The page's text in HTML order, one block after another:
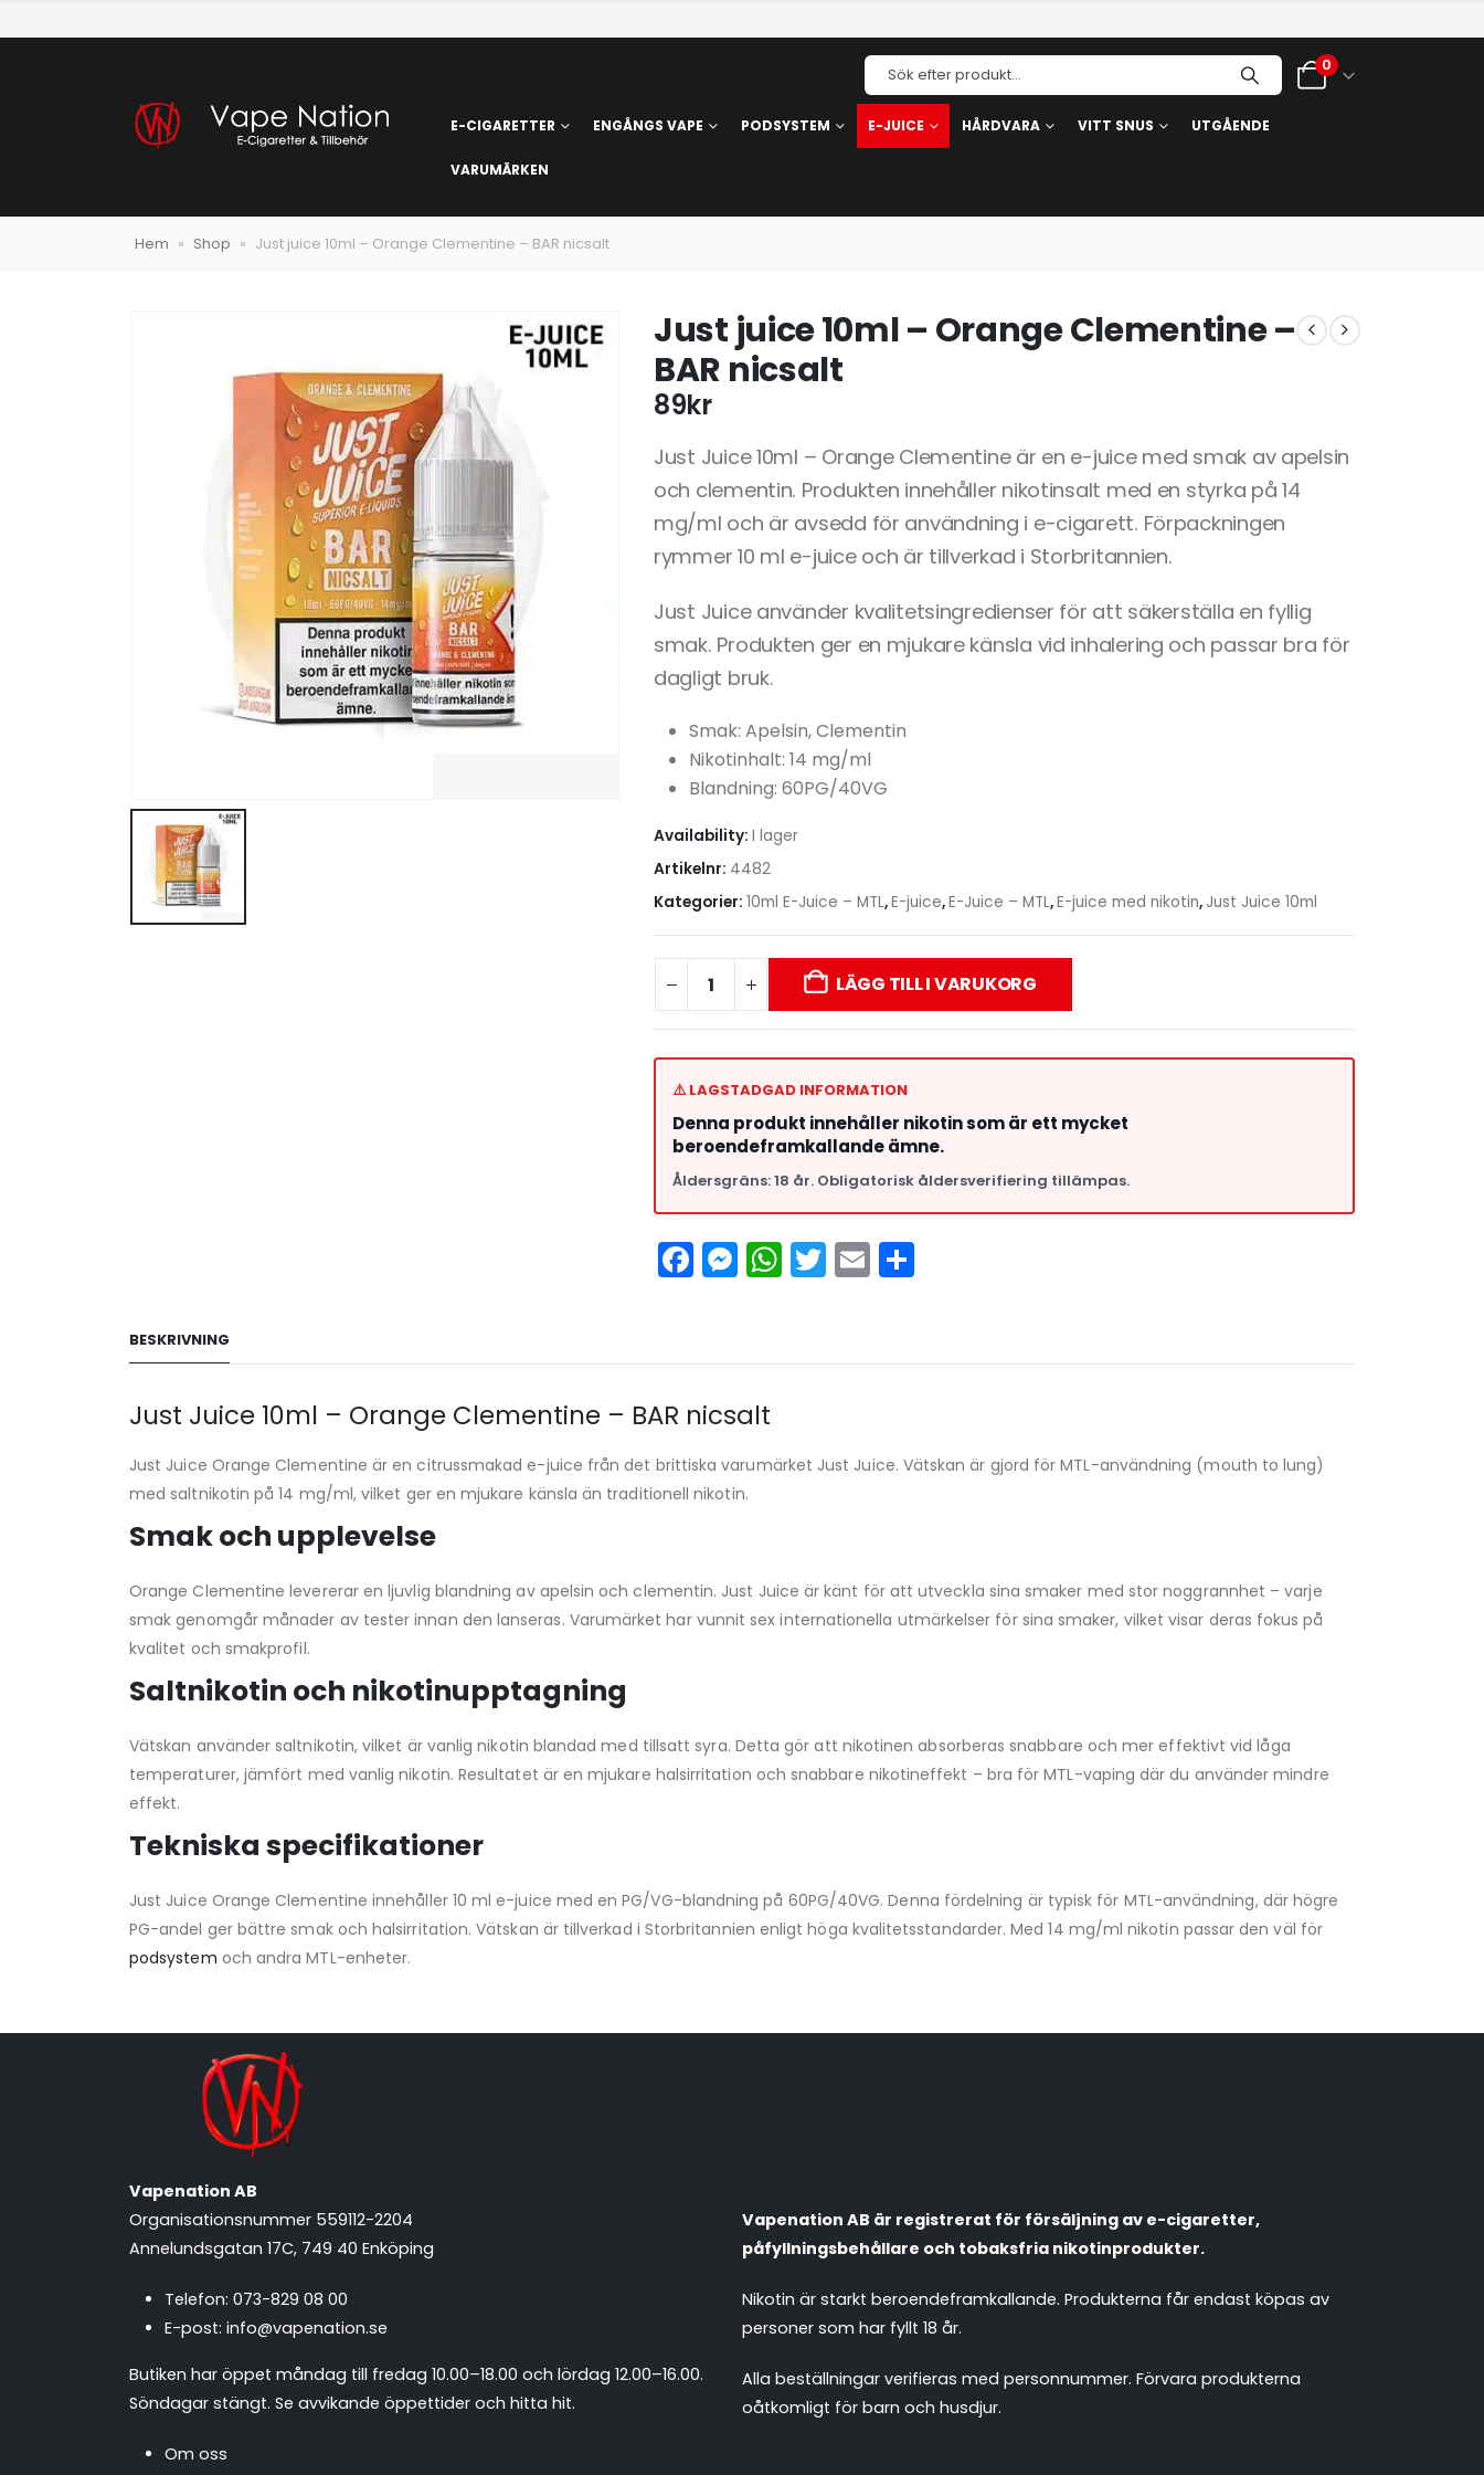
0
E-CIGARETTER ENGÅNGS VAPE PODSYSTEM E-JUICE HÅRDVARA VITT SNUS UTGÅENDE
VARUMÄRKEN
Hem » Shop » Just juice 10ml – Orange Clementine – BAR nicsalt
Just juice 10ml – Orange Clementine –
BAR nicsalt
89kr
Just Juice 10ml – Orange Clementine är en e-juice med smak av apelsin
och clementin. Produkten innehåller nikotinsalt med en styrka på 14
mg/ml och är avsedd för användning i e-cigarett. Förpackningen
rymmer 10 ml e-juice och är tillverkad i Storbritannien.
Just Juice använder kvalitetsingredienser för att säkerställa en fyllig
smak. Produkten ger en mjukare känsla vid inhalering och passar bra för
dagligt bruk.
Smak: Apelsin, Clementin
Nikotinhalt: 14 mg/ml
Blandning: 60PG/40VG
Availability: I lager
Artikelnr: 4482
Kategorier: 10ml E-Juice – MTL,E-juice,E-Juice – MTL,E-juice med nikotin, Just Juice 10ml
LÄGG TILL I VARUKORG
⚠️ LAGSTADGAD INFORMATION
Denna produkt innehåller nikotin som är ett mycket
beroendeframkallande ämne.
Åldersgräns: 18 år. Obligatorisk åldersverifiering tillämpas.
Facebook
Messenger
WhatsApp
Twitter
Email
BESKRIVNING
Just Juice 10ml – Orange Clementine – BAR nicsalt
Just Juice Orange Clementine är en citrussmakad e-juice från det brittiska varumärket Just Juice. Vätskan är gjord för MTL-användning (mouth to lung)
med saltnikotin på 14 mg/ml, vilket ger en mjukare känsla än traditionell nikotin.
Smak och upplevelse
Orange Clementine levererar en ljuvlig blandning av apelsin och clementin. Just Juice är känt för att utveckla sina smaker med stor noggrannhet – varje
smak genomgår månader av tester innan den lanseras. Varumärket har vunnit sex internationella utmärkelser för sina smaker, vilket visar deras fokus på
kvalitet och smakprofil.
Saltnikotin och nikotinupptagning
Vätskan använder saltnikotin, vilket är vanlig nikotin blandad med tillsatt syra. Detta gör att nikotinen absorberas snabbare och mer effektivt vid låga
temperaturer, jämfört med vanlig nikotin. Resultatet är en mjukare halsirritation och snabbare nikotineffekt – bra för MTL-vaping där du använder mindre
effekt.
Tekniska specifikationer
Just Juice Orange Clementine innehåller 10 ml e-juice med en PG/VG-blandning på 60PG/40VG. Denna fördelning är typisk för MTL-användning, där högre
PG-andel ger bättre smak och halsirritation. Vätskan är tillverkad i Storbritannien enligt höga kvalitetsstandarder. Med 14 mg/ml nikotin passar den väl för
podsystem och andra MTL-enheter.
Vapenation AB
Organisationsnummer 559112-2204
Annelundsgatan 17C, 749 40 Enköping
Telefon: 073-829 08 00
E-post: info@vapenation.se
Butiken har öppet måndag till fredag 10.00–18.00 och lördag 12.00–16.00.
Söndagar stängt. Se avvikande öppettider och hitta hit.
Om oss
Vapenation AB är registrerat för försäljning av e-cigaretter,
påfyllningsbehållare och tobaksfria nikotinprodukter.
Nikotin är starkt beroendeframkallande. Produkterna får endast köpas av
personer som har fyllt 18 år.
Alla beställningar verifieras med personnummer. Förvara produkterna
oåtkomligt för barn och husdjur.
Vitsnus Leverans & frakt